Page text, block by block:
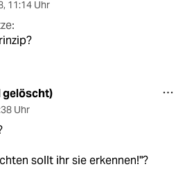
, 11:14 Uhr
gelöscht)
Uhr
sollt ihr sie erkennen!"?